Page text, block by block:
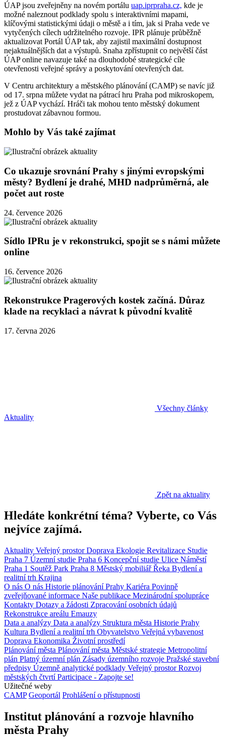
ÚAP jsou zveřejněny na novém portálu uap.iprpraha.cz, kde je
možné naleznout podklady spolu s interaktivními mapami,
klíčovými statistickými údaji o městě a i tím, jak si Praha vede ve
vytyčených cílech udržitelného rozvoje. IPR plánuje průběžně
aktualizovat Portál ÚAP tak, aby zajistil maximální dostupnost
nejaktuálnějších dat a výstupů. Snaha zpřístupnit co největší část
ÚAP online navazuje také na dlouhodobé strategické cíle
otevřenosti veřejné správy a poskytování otevřených dat.
V Centru architektury a městského plánování (CAMP) se navíc již
od 17. srpna můžete vydat na pátrací hru Praha pod mikroskopem,
jež z ÚAP vychází. Hráči tak mohou tento městský dokument
prostudovat zábavnou formou.
Mohlo by Vás také zajímat
Co ukazuje srovnání Prahy s jinými evropskými
městy? Bydlení je drahé, MHD nadprůměrná, ale
počet aut roste
24. července 2026
Sídlo IPRu je v rekonstrukci, spojit se s námi můžete
online
16. července 2026
Rekonstrukce Pragerových kostek začíná. Důraz
klade na recyklaci a návrat k původní kvalitě
17. června 2026
Všechny články
Aktuality
Zpět na aktuality
Hledáte konkrétní téma? Vyberte, co Vás
nejvíce zajímá.
Aktuality Veřejný prostorDoprava Ekologie Revitalizace Studie
Praha 7 Územní studie Praha 6 Koncepční studie Ulice Náměstí
Praha 1 Soutěž Park Praha 8 Městský mobiliářŘeka Bydlení a
realitní trh Krajina
O nás O nás Historie plánování Prahy Kariéra Povinně
zveřejňované informace Naše publikace Mezinárodní spolupráce
Kontakty Dotazy a žádosti Zpracování osobních údajů
Rekonstrukce areálu Emauzy
Data a analýzy Data a analýzy Struktura města Historie Prahy
Kultura Bydlení a realitní trh Obyvatelstvo Veřejná vybavenost
Doprava Ekonomika Životní prostředí
Plánování města Plánování města Městské strategie Metropolitní
plán Platný územní plán Zásady územního rozvoje Pražské stavební
předpisy Územně analytické podklady Veřejný prostorRozvoj
městských čtvrtíParticipace - Zapojte se!
Užitečné weby
CAMP Geoportál Prohlášení o přístupnosti
Institut plánování a rozvoje hlavního
města Prahy